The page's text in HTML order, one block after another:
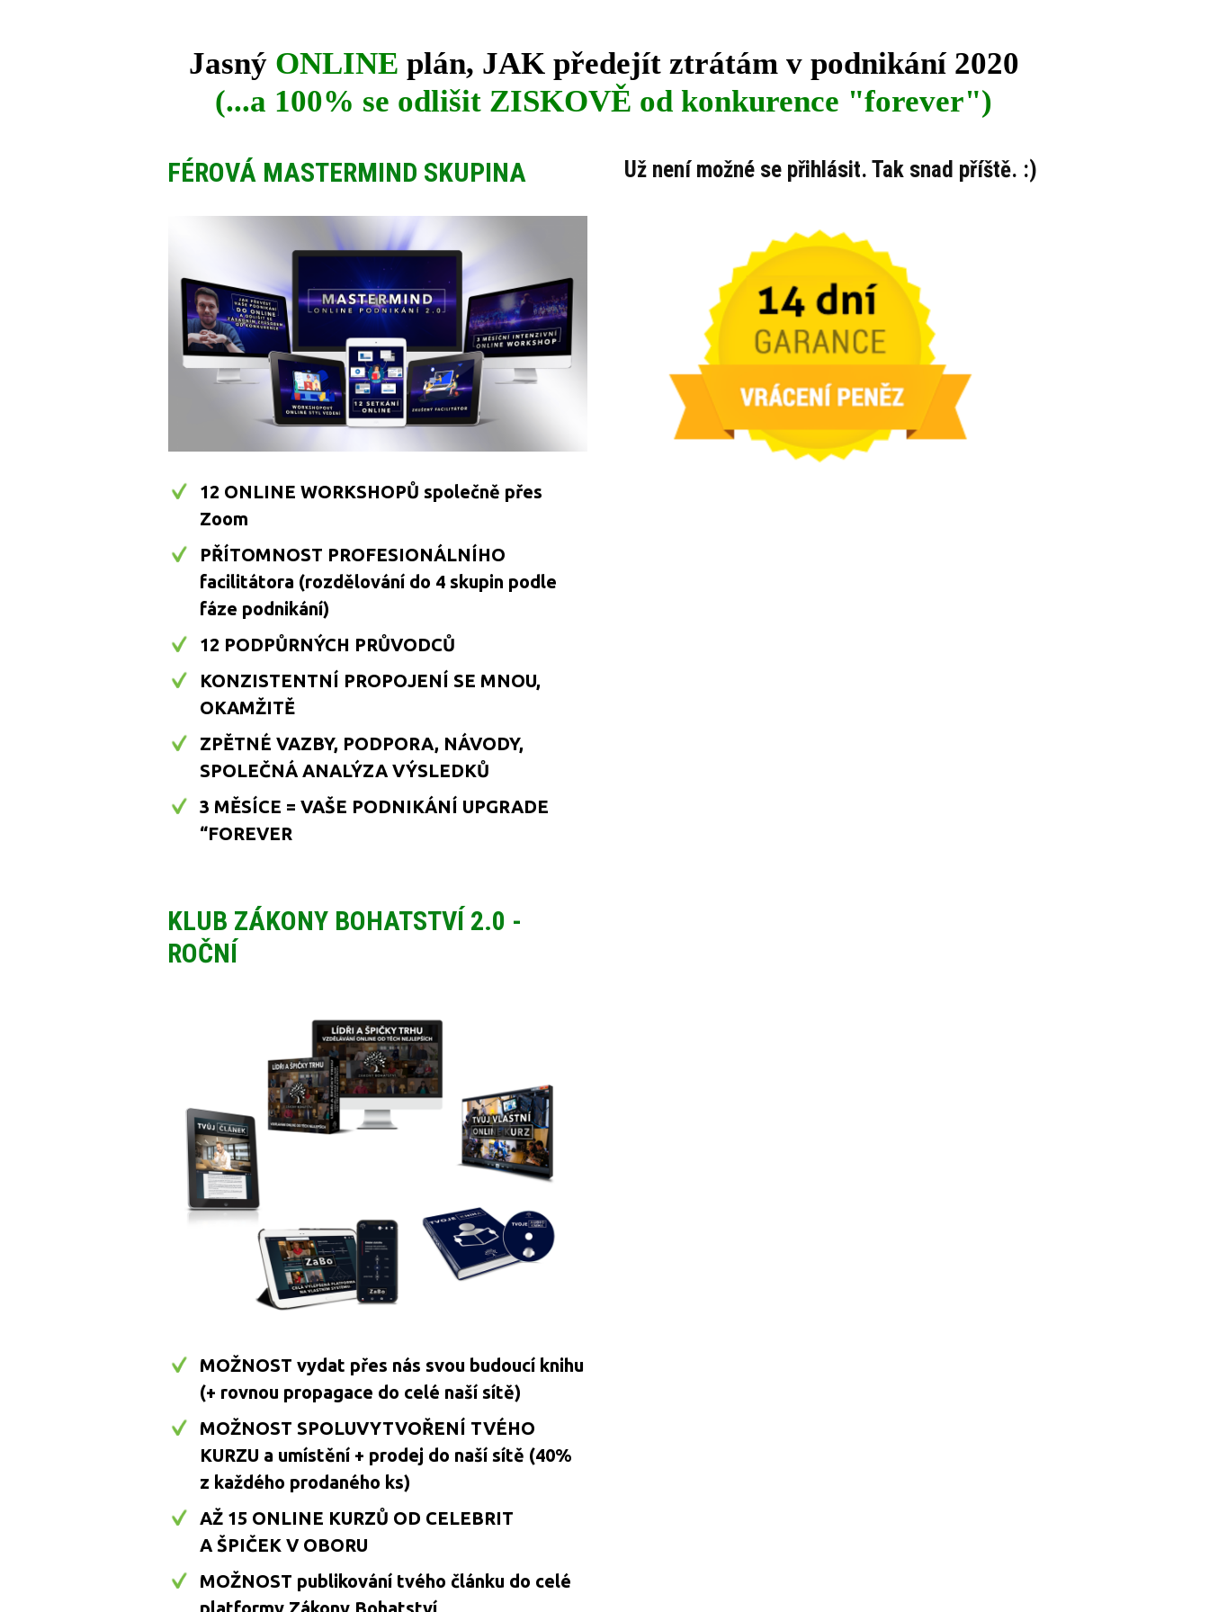
Jasný ONLINE plán, JAK předejít ztrátámv podnikání 2020
(...a 100% se odlišit ZISKOVĚ od konkurence "forever")
FÉROVÁ MASTERMIND SKUPINA
12 ONLINE WORKSHOPŮ společně přes
Zoom
PŘÍTOMNOST PROFESIONÁLNÍHO
facilitátora (rozdělování do 4 skupin podle
fáze podnikání)
12 PODPŮRNÝCH PRŮVODCŮ
KONZISTENTNÍ PROPOJENÍ SE MNOU,
OKAMŽITĚ
ZPĚTNÉ VAZBY, PODPORA, NÁVODY,
SPOLEČNÁ ANALÝZA VÝSLEDKŮ
3 MĚSÍCE = VAŠE PODNIKÁNÍ UPGRADE
“FOREVER
KLUB ZÁKONY BOHATSTVÍ 2.0 -
ROČNÍ
MOŽNOST vydat přes nás svou budoucí knihu
(+ rovnou propagace do celé naší sítě)
MOŽNOST SPOLUVYTVOŘENÍ TVÉHO
KURZU a umístění + prodej do naší sítě (40%
z každého prodaného ks)
AŽ 15 ONLINE KURZŮ OD CELEBRIT
A ŠPIČEK V OBORU
MOŽNOST publikování tvého článku do celé
Už není možné se přihlásit. Tak snad příště. :)